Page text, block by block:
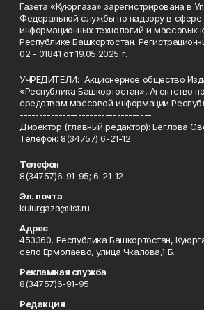
Газета «Куюргаза» зарегистрирована в
Федеральной службы по надзору в сфере
информационных технологий и массовых
Республике Башкортостан.
02 - 01841 от 19.05.2025 г.
УЧРЕДИТЕЛИ: Акционерное общество
«Республика Башкортостан», Агентство
средствам массовой информации
----------------------------------
Директор (главный редактор): Беглова
Телефон: 8(34757) 6-21-12
Телефон
8(34757)6-91-95; 6-21-12
Эл. почта
kuiurgaza@list.ru
Адрес
453360, Республика Башкортостан,
село Ермолаево, улица Чкалова,1 Б.
Рекламная служба
8(34757)6-91-95
Редакция